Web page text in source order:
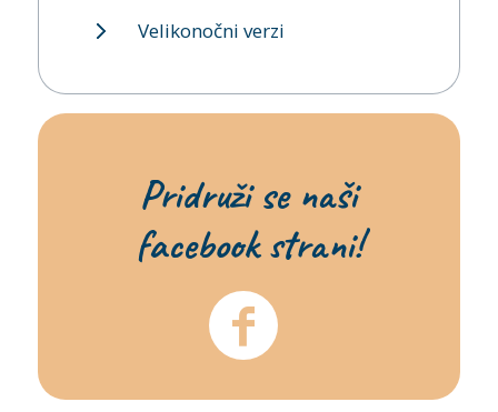
Velikonočni verzi
Pridruži se naši
facebook strani!